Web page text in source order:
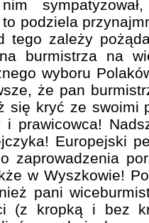
podziela
tego zależy
burmistrza na
wyboru
że pan
się kryć ze swoimi
i prawicowca!
Europejski
zaprowadzenia
w Wyszkowie!
pani
(z kropką i bez